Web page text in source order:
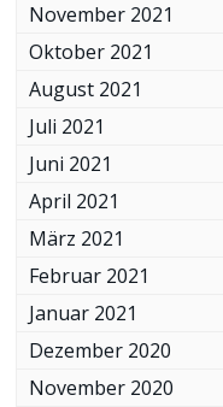
November 2021
Oktober 2021
August 2021
Juli 2021
Juni 2021
April 2021
März 2021
Februar 2021
Januar 2021
Dezember 2020
November 2020